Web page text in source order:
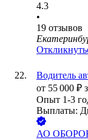
4.3
•
19 отзывов
Водитель
от 55 000 ₽
Опыт 1-3
Выплаты:
АО